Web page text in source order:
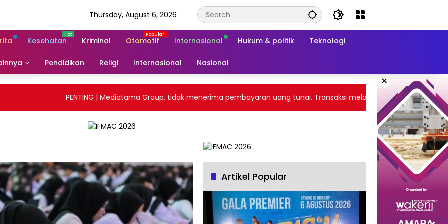
Thursday, August 6, 2026
Kesehatan Kriminal Otomotif Internasional Hukum & politik Teknologi
Pendidikan Religi Internasional Nasional
×
PENTING | Mediatama Group, tidak menerima pembayaran uang tunai. Transaksi melalui gateway payment atau
Artikel Popular